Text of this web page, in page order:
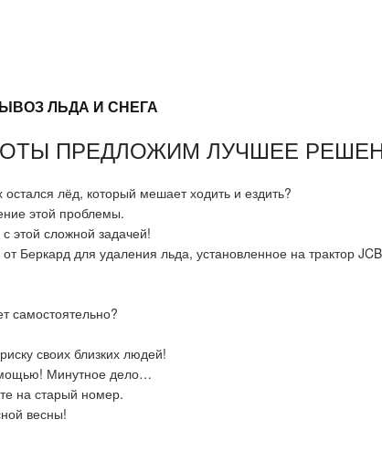
ЛЬДА И СНЕГА
ПРЕДЛОЖИМ ЛУЧШЕЕ
лёд, который мешает ходить и ездить?
этой проблемы.
этой сложной задачей!
Беркард для удаления льда, установленное на трактор
самостоятельно?
своих близких людей!
Минутное дело…
на старый номер.
весны!